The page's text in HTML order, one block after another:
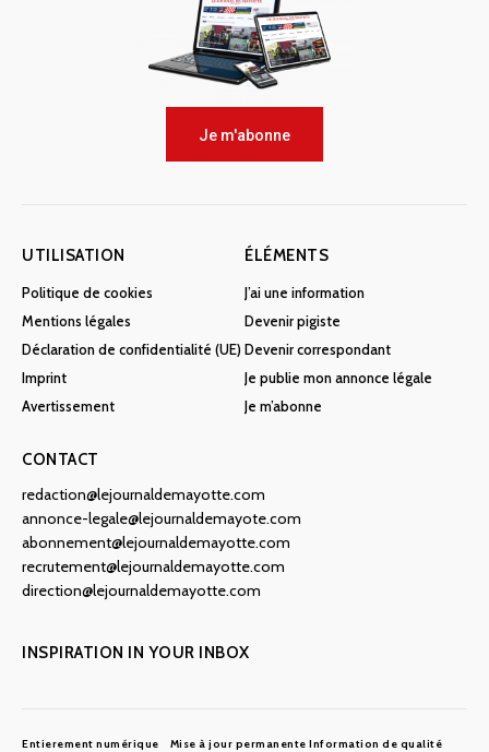
Je m'abonne
UTILISATION
Politique de cookies
Mentions légales
Déclaration de confidentialité (UE)
Imprint
Avertissement
ÉLÉMENTS
J’ai une information
Devenir pigiste
Devenir correspondant
Je publie mon annonce légale
Je m’abonne
CONTACT
redaction@lejournaldemayotte.com
annonce-legale@lejournaldemayote.com
abonnement@lejournaldemayotte.com
recrutement@lejournaldemayotte.com
direction@lejournaldemayotte.com
INSPIRATION IN YOUR INBOX
Entierement numérique Mise à jour permanente Information de qualité